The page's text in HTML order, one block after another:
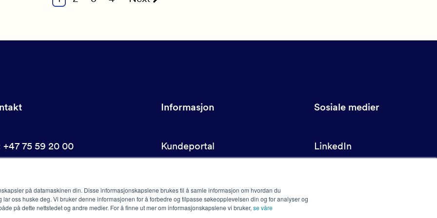
på datamaskinen din. Disse informasjonskapslene brukes til å samle informasjon om hvordan du
lar oss huske deg. Vi bruker denne informasjonen for å forbedre og tilpasse søkeopplevelsen din og for analyser og
på dette nettstedet og andre medier. For å finne ut mer om informasjonskapslene vi bruker, se våre
+47 75 59 20 00
Informasjon
Kundeportal
Åpenhetsloven
Sosiale medier
LinkedIn